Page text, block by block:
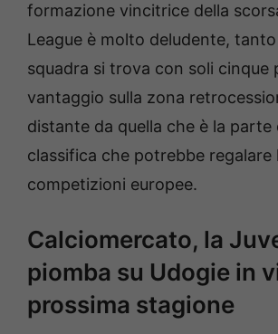
formazione vincitrice della
League è molto deludente,
squadra si trova con soli cinque
vantaggio sulla zona
distante da quella che è la parte
classifica che potrebbe regalare
competizioni europee.
Calciomercato, la
piomba su Udogie in
prossima stagione